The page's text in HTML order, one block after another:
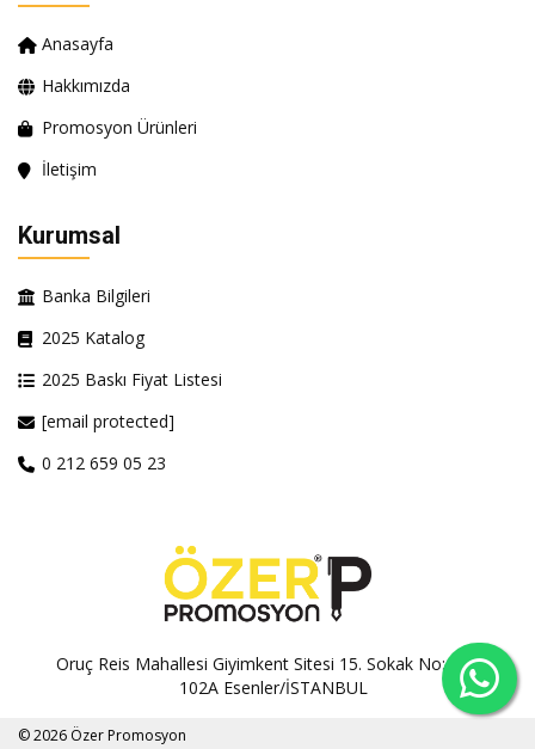
Anasayfa
Hakkımızda
Promosyon Ürünleri
İletişim
Kurumsal
Banka Bilgileri
2025 Katalog
2025 Baskı Fiyat Listesi
[email protected]
0 212 659 05 23
Oruç Reis Mahallesi Giyimkent Sitesi 15. Sokak No:100A-
102A Esenler/İSTANBUL
© 2026 Özer Promosyon